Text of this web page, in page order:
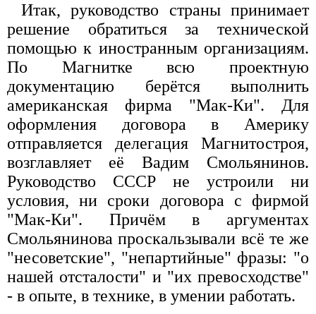
Итак, руководство страны принимает
решение обратиться за технической
помощью к иностранным организациям.
По Магнитке всю проектную
документацию берётся выполнить
американская фирма "Мак-Ки". Для
оформления договора в Америку
отправляется делегация Магнитостроя,
возглавляет её Вадим Смольянинов.
Руководство СССР не устроили ни
условия, ни сроки договора с фирмой
"Мак-Ки". Причём в аргументах
Смольянинова проскальзывали всё те же
"несоветские", "непартийные" фразы: "о
нашей отсталости" и "их превосходстве"
- в опыте, в технике, в умении работать.